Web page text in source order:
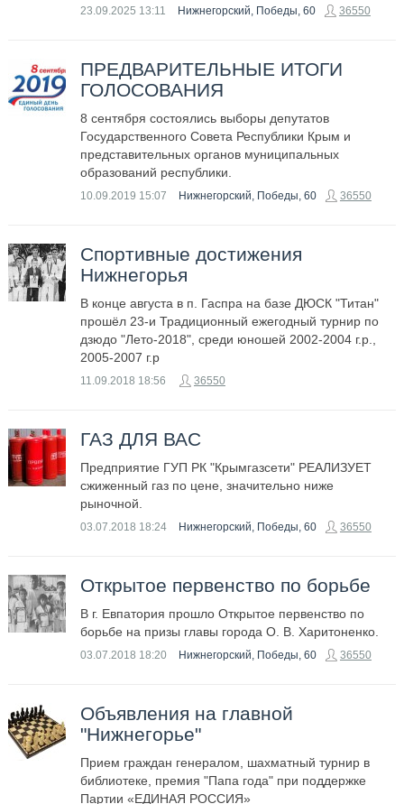
23.09.2025 13:11 Нижнегорский, Победы, 60 36550
ПРЕДВАРИТЕЛЬНЫЕ ИТОГИ
ГОЛОСОВАНИЯ
8 сентября состоялись выборы депутатов
Государственного Совета Республики Крым и
представительных органов муниципальных
образований республики.
10.09.2019 15:07 Нижнегорский, Победы, 60 36550
Спортивные достижения
Нижнегорья
В конце августа в п. Гаспра на базе ДЮСК "Титан"
прошёл 23-и Традиционный ежегодный турнир по
дзюдо "Лeтo-2018", среди юношей 2002-2004 г.р.,
2005-2007 г.р
11.09.2018 18:56 36550
ГАЗ ДЛЯ ВАС
Предприятие ГУП РК "Крымгазсети" РЕАЛИЗУЕТ
сжиженный газ по цене, значительно ниже
рыночной.
03.07.2018 18:24 Нижнегорский, Победы, 60 36550
Открытое первенство по борьбе
В г. Евпатория прошло Открытое первенство по
борьбе на призы главы города О. В. Харитоненко.
03.07.2018 18:20 Нижнегорский, Победы, 60 36550
Объявления на главной
"Нижнегорье"
Прием граждан генералом, шахматный турнир в
библиотеке, премия "Папа года" при поддержке
Партии «ЕДИНАЯ РОССИЯ»